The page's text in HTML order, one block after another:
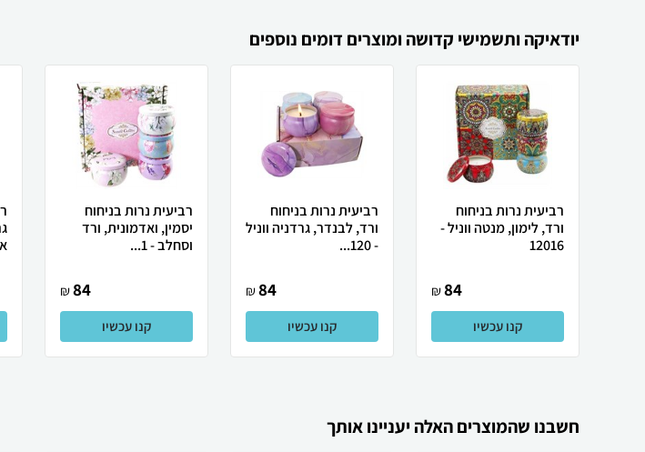
יודאיקה ותשמישי קדושה ומוצרים דומים נוספים
רביעית נרות בניחוח
ורד, לימון, מנטה ווניל -
12016
84
₪
קנו עכשיו
רביעית נרות בניחוח
ורד, לבנדר, גרדניה ווניל
- 120...
84
₪
קנו עכשיו
רביעית נרות בניחוח
יסמין, ואדמונית, ורד
וסחלב - 1...
84
₪
קנו עכשיו
חשבנו שהמוצרים האלה יעניינו אותך